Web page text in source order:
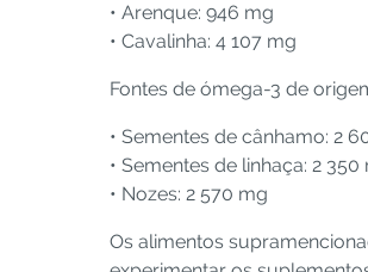
• Arenque: 946 mg
• Cavalinha: 4 107 mg
Fontes de ómega-3 de
• Sementes de cânhamo: 2
• Sementes de linhaça: 2 350
• Nozes: 2 570 mg
Os alimentos